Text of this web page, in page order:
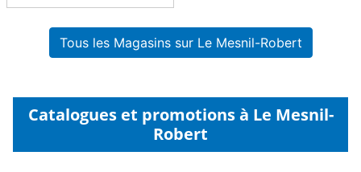
Tous les Magasins sur Le Mesnil-Robert
Catalogues et promotions à Le Mesnil-
Robert